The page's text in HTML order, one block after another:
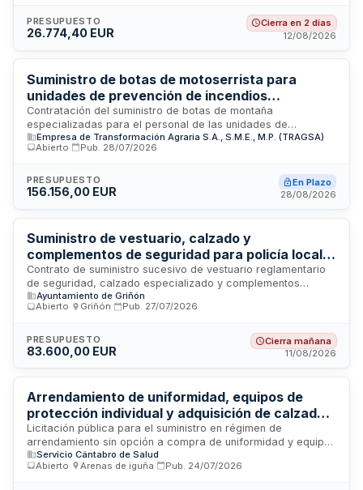
accesorios personalizados. Se tramita mediante
procedimiento abierto simplificado sumario conforme a la
PRESUPUESTO
26.774,40 EUR
Cierra en 2 días
12/08/2026
Suministro de botas de motoserrista para
unidades de prevención de incendios
forestales de la Comunidad Valenciana
Contratación del suministro de botas de montaña
especializadas para el personal de las unidades de
prevención de incendios forestales de la Comunidad
Valenciana durante los años 2026 y 2027. Las botas deben
incluyendo puntera no metálica, suela antideslizante
reforzada, resistencia al agua con membrana Gore-Tex y
suministro de aproximadamente 3.600 pares en diferentes
tallas, desde la 35 hasta la 48.
Empresa de Transformación Agraria S.A., S.M.E., M.P. (TRAGSA)
Abierto
Pub. 28/07/2026
PRESUPUESTO
156.156,00 EUR
En Plazo
28/08/2026
Suministro de vestuario, calzado y
complementos de seguridad para policía local y
protección civil de Griñón
Contrato de suministro sucesivo de vestuario reglamentario
de seguridad, calzado especializado y complementos
técnicos destinados a la uniformidad y equipamiento de la
plantilla de la Policía Local y la Agrupación de Voluntarios de
suministro incluye la gestión integral de prestaciones
accesorias y se estructura en dos lotes independientes
prorrogable por una anualidad adicional, mediante precios
unitarios y suministro sucesivo según necesidades
operativas reales.
Ayuntamiento de Griñón
Abierto
Griñón Pub. 27/07/2026
PRESUPUESTO
83.600,00 EUR
Cierra mañana
11/08/2026
Arrendamiento de uniformidad, equipos de
protección individual y adquisición de calzado
laboral para profesionales sanitarios del
Servicio Cántabro de Salud
Licitación pública para el suministro en régimen de
arrendamiento sin opción a compra de uniformidad y equipos
de protección individual, así como la adquisición de calzado
laboral destinado a los profesionales que trabajan en el
Servicio Cántabro de Salud
Abierto
Arenas de iguña Pub. 24/07/2026